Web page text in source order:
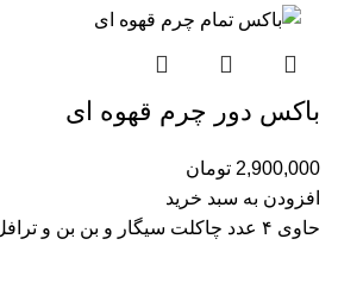
باکس دور چرم قهوه ای
2,900,000 تومان
افزودن به سبد خرید
حاوی ۴ عدد چاکلت سیگار و بن بن و ترافل